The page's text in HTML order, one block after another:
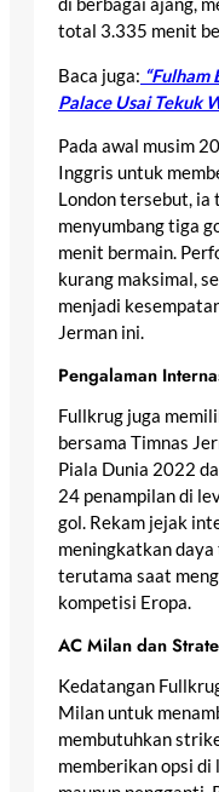
di berbagai ajang,
total 3.335 menit
Baca juga: “Fulham
Palace Usai Tekuk
Pada awal musim
Inggris untuk
London tersebut, ia
menyumbang tiga
menit bermain.
kurang maksimal,
menjadi
Jerman ini.
Pengalaman
Fullkrug juga
bersama Timnas
Piala Dunia 2022
24 penampilan di
gol. Rekam jejak
meningkatkan
terutama saat
kompetisi Eropa.
AC Milan dan
Kedatangan
Milan untuk
membutuhkan
memberikan opsi